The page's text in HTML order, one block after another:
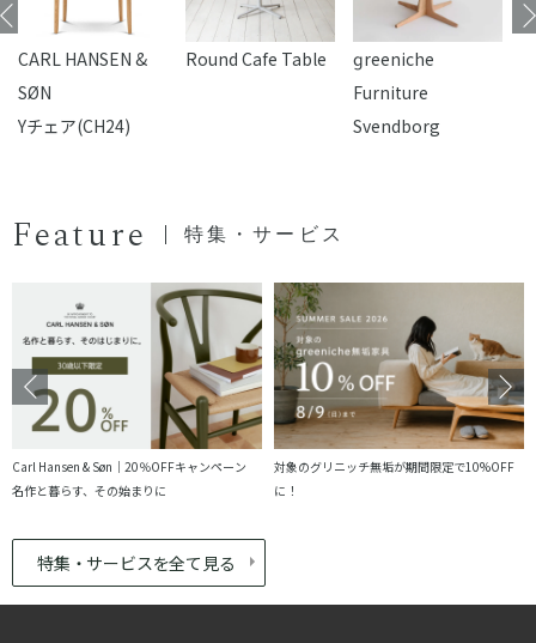
CARL HANSEN &
SØN
Yチェア(CH24)
Round Cafe Table
reeniche
Furniture
Svendborg
Feature 特集・サービス
Carl Hansen & Søn｜20％OFFキャンペーン
名作と暮らす、その始まりに
対象のグリニッチ無垢が期間限定で10%OFF
に！
特集・サービスを全て見る